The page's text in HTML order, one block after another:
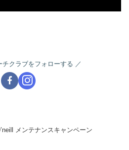
チクラブをフォローする
メンテナンスキャンペーン